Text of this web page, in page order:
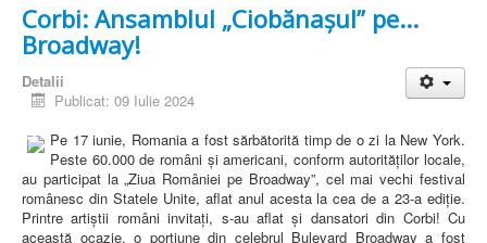
Corbi: Ansamblul „Ciobănașul” pe...
Broadway!
Detalii
Publicat: 09 Iulie 2024
Pe 17 iunie, Romania a fost sărbătorită timp de o zi la New York.
Peste 60.000 de români și americani, conform autorităților locale,
au participat la „Ziua României pe Broadway”, cel mai vechi festival
românesc din Statele Unite, aflat anul acesta la cea de a 23-a ediție.
Printre artiștii români invitați, s-au aflat și dansatori din Corbi! Cu
această ocazie, o porțiune din celebrul Bulevard Broadway a fost